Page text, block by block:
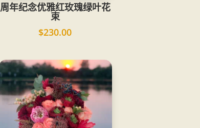
周年纪念优雅红玫瑰绿叶花
束
$230.00